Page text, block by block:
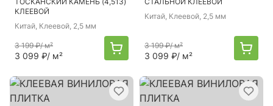
КЛЕЕВОЙ
Китай, Клеевой, 2,5 мм
3 199 ₽/ м²
3 099 ₽/ м²
Китай, Клеевой, 2,5 мм
3 199 ₽/ м²
3 099 ₽/ м²